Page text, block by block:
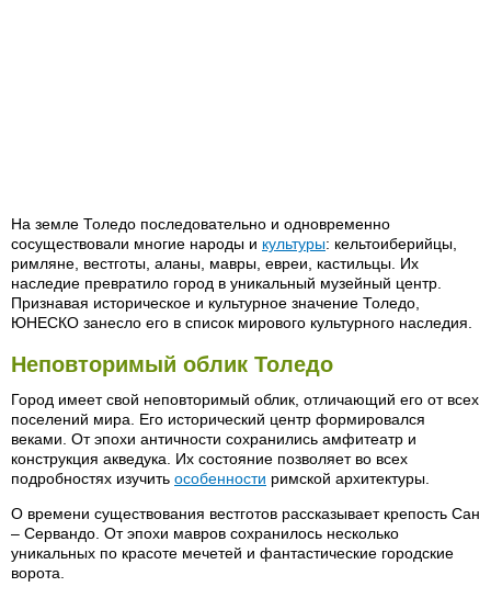
На земле Толедо последовательно и одновременно
сосуществовали многие народы и культуры: кельтоиберийцы,
римляне, вестготы, аланы, мавры, евреи, кастильцы. Их
наследие превратило город в уникальный музейный центр.
Признавая историческое и культурное значение Толедо,
ЮНЕСКО занесло его в список мирового культурного наследия.
Неповторимый облик Толедо
Город имеет свой неповторимый облик, отличающий его от всех
поселений мира. Его исторический центр формировался
веками. От эпохи античности сохранились амфитеатр и
конструкция акведука. Их состояние позволяет во всех
подробностях изучить особенности римской архитектуры.
О времени существования вестготов рассказывает крепость Сан
– Сервандо. От эпохи мавров сохранилось несколько
уникальных по красоте мечетей и фантастические городские
ворота.